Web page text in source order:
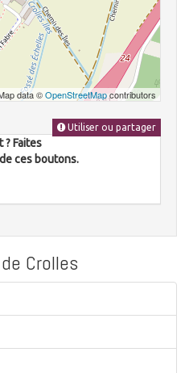
data ©OpenStreetMapcontributors
Utiliser ou partager
Faites
ces boutons.
Crolles